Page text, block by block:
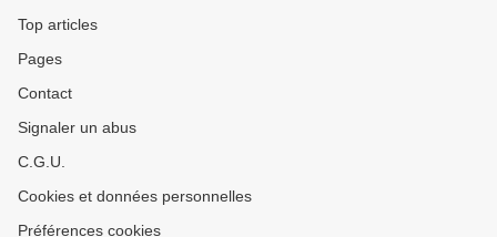
Top articles
Pages
Contact
Signaler un abus
C.G.U.
Cookies et données personnelles
Préférences cookies